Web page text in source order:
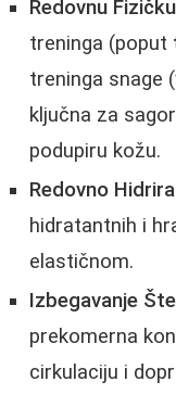
Redovnu
treninga (poput
treninga snage
ključna za
podupiru kožu.
Redovno
hidratantnih i
elastičnom.
Izbegavanje
prekomerna
cirkulaciju i